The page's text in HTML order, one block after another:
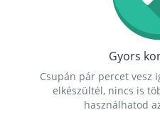
Gyors
Csupán pár percet vesz
elkészültél, nincs is
használhatod